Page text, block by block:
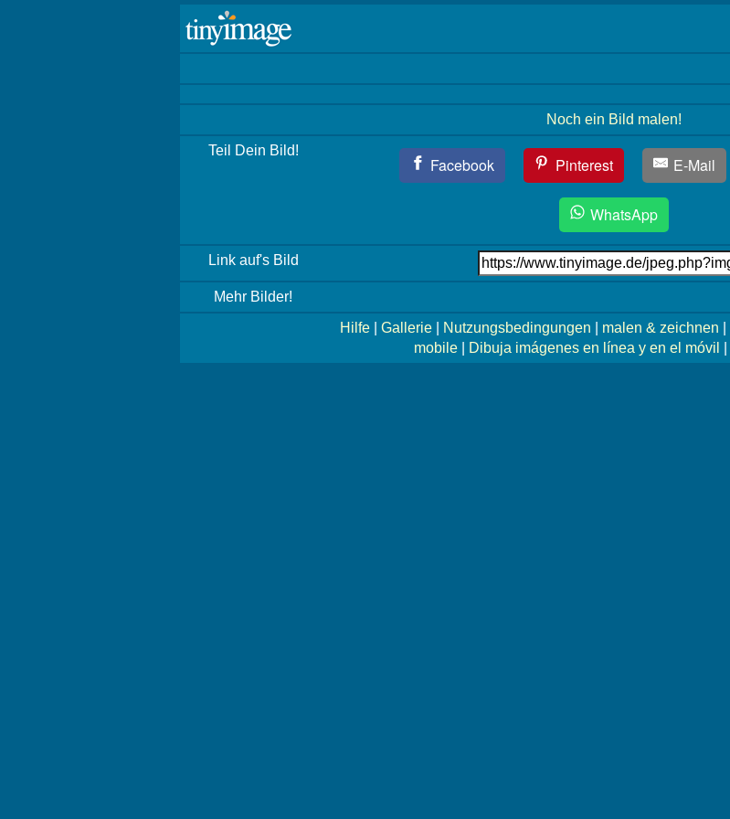
Noch ein Bild malen!
Teil Dein Bild!
Facebook Pinterest E-Mail
WhatsApp
Link auf's Bild
Mehr Bilder!
Hilfe
Gallerie Nutzungsbedingungen malen & zeichnen
mobile| Dibuja imágenes en línea y en el móvil